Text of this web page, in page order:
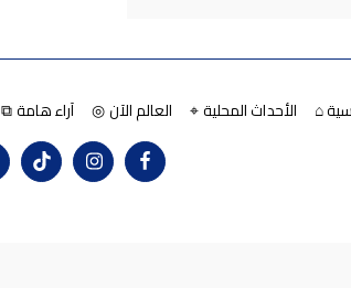
⌂ الأحداث المحلية ⌖ العالم الآن ◎ آراء هامة ⧉